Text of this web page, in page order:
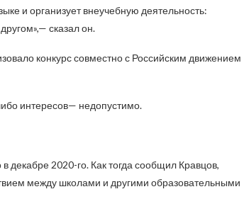
и организует внеучебную деятельность:
сказал он.
конкурс совместно с Российским движением
интересов— недопустимо.
декабре 2020-го. Как тогда сообщил Кравцов,
между школами и другими образовательными